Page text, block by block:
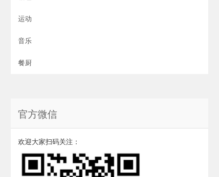
运动
音乐
餐厨
官方微信
欢迎大家扫码关注：